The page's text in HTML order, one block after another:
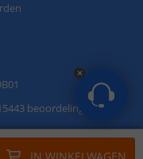
IN WINKELWAGEN
beoordelingen